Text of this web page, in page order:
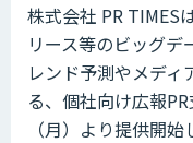
株式会社 PR TIMES
リース等のビッグデ
レンド予測やメデ
る、個社向け広報
（月）より提供開始